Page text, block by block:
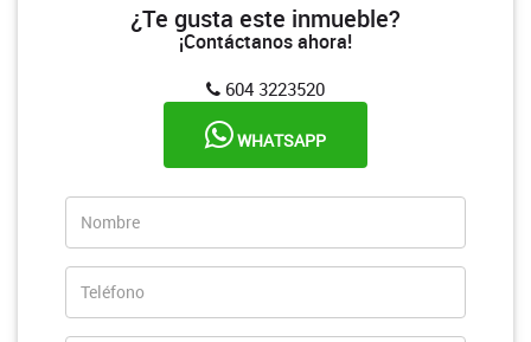
¿Te gusta este inmueble?
¡Contáctanos ahora!
604 3223520
WHATSAPP